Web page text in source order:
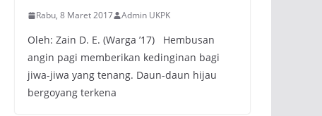
Rabu, 8 Maret 2017 Admin UKPK
Oleh: Zain D. E. (Warga ’17) Hembusan
angin pagi memberikan kedinginan bagi
jiwa-jiwa yang tenang. Daun-daun hijau
bergoyang terkena